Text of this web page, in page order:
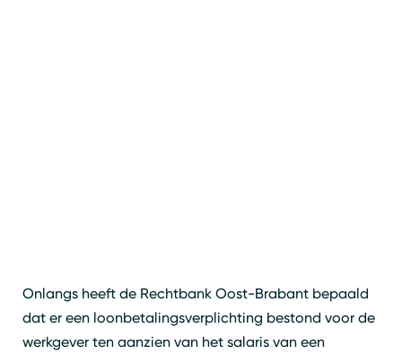
Onlangs heeft de Rechtbank Oost-Brabant bepaald
dat er een loonbetalingsverplichting bestond voor de
werkgever ten aanzien van het salaris van een